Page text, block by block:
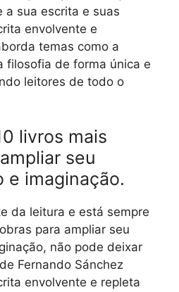
a sua escrita e suas
envolvente e
temas como a
filosofia de forma única e
leitores de todo o
livros mais
seu
e imaginação.
da leitura e está sempre
para ampliar seu
não pode deixar
Fernando Sánchez
envolvente e repleta